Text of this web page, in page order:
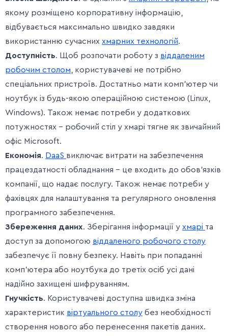
якому розміщено корпоративну інформацію,
відбувається максимально швидко завдяки
використанню сучасних хмарних технологій.
Доступність. Щоб розпочати роботу з віддаленим
робочим столом , користувачеві не потрібно
спеціальних пристроїв. Достатньо мати комп’ютер чи
ноутбук із будь-якою операційною системою (Linux,
Windows). Також немає потреби у додаткових
потужностях – робочий стіл у хмарі тягне як звичайний
офіс Microsoft.
Економія. DaaS виключає витрати на забезпечення
працездатності обладнання – це входить до обов’язків
компанії, що надає послугу. Також немає потреби у
фахівцях для налаштування та регулярного оновлення
програмного забезпечення.
Збереження даних. Зберігання інформації у хмарі та
доступ за допомогою віддаленого робочого столу
забезпечує її повну безпеку. Навіть при попаданні
комп’ютера або ноутбука до третіх осіб усі дані
надійно захищені шифруванням.
Гнучкість. Користувачеві доступна швидка зміна
характеристик віртуального столу без необхідності
створення нового або перенесення пакетів даних.